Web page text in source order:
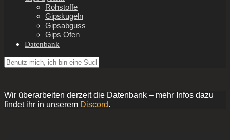
Rohstoffe
Gipskugeln
Gipsabguss
Gips Ofen
Datenbank
Wir überarbeiten derzeit die Datenbank – mehr Infos dazu
findet ihr in unserem Discord.